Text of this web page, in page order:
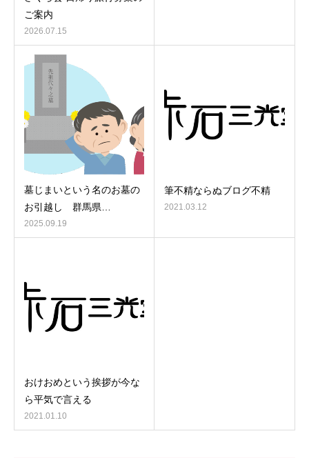
ご案内
2026.07.15
墓じまいという名のお墓の
お引越し 群馬県…
2025.09.19
筆不精ならぬブログ不精
2021.03.12
おけおめという挨拶が今な
ら平気で言える
2021.01.10